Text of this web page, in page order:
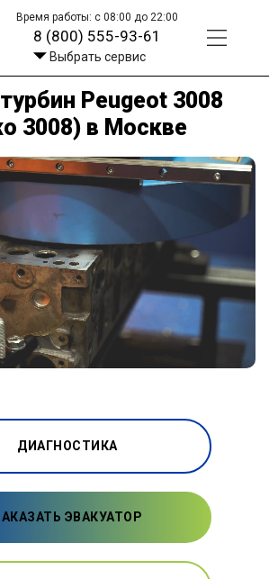
Время работы: с 08:00 до 22:00
8 (800) 555-93-61
Выбрать сервис
Peugeot 3008
3008) в Москве
ДИАГНОСТИКА
ЭВАКУАТОР